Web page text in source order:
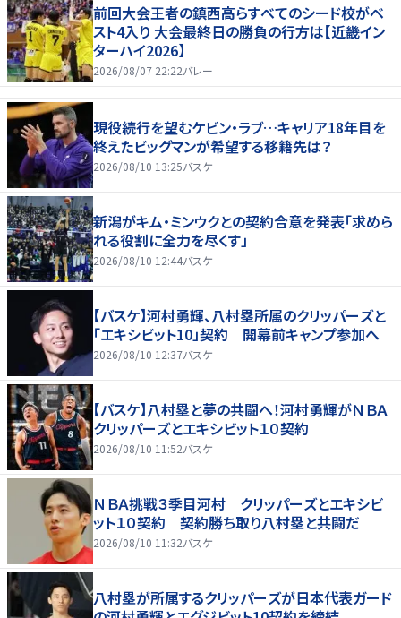
前回大会王者の鎮西高らすべてのシード校がベ
スト4入り 大会最終日の勝負の行方は【近畿イン
ターハイ2026】
2026/08/07 22:22バレー
現役続行を望むケビン・ラブ…キャリア18年目を
終えたビッグマンが希望する移籍先は？
2026/08/10 13:25バスケ
新潟がキム・ミンウクとの契約合意を発表「求めら
れる役割に全力を尽くす」
2026/08/10 12:44バスケ
【バスケ】河村勇輝、八村塁所属のクリッパーズと
「エキシビット10」契約 開幕前キャンプ参加へ
2026/08/10 12:37バスケ
【バスケ】八村塁と夢の共闘へ！河村勇輝がＮＢＡ
クリッパーズとエキシビット１０契約
2026/08/10 11:52バスケ
ＮＢＡ挑戦３季目河村 クリッパーズとエキシビ
ット１０契約 契約勝ち取り八村塁と共闘だ
2026/08/10 11:32バスケ
八村塁が所属するクリッパーズが日本代表ガード